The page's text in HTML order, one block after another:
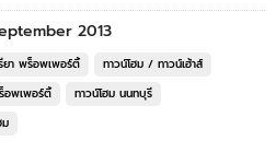
2013
ยา พร็อพเพอร์ตี้
ทาวน์โฮม / ทาวน์เฮ้าส์
อพเพอร์ตี้
ทาวน์โฮม นนทบุรี
ม